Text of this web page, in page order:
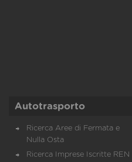
Autotrasporto
Ricerca Aree di Fermata e
Nulla Osta
Ricerca Imprese Iscritte REN